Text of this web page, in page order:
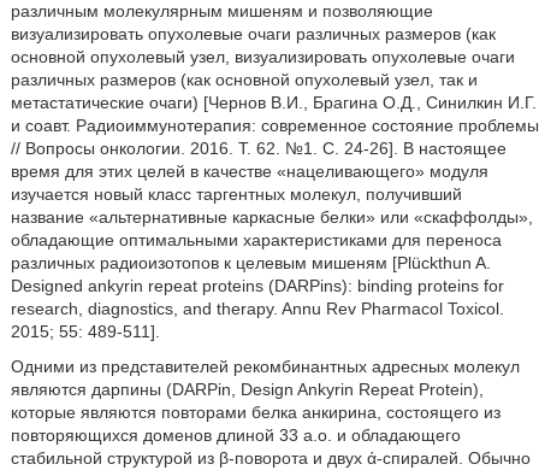
различным молекулярным мишеням и позволяющие
визуализировать опухолевые очаги различных размеров (как
основной опухолевый узел, визуализировать опухолевые очаги
различных размеров (как основной опухолевый узел, так и
метастатические очаги) [Чернов В.И., Брагина О.Д., Синилкин И.Г.
и соавт. Радиоиммунотерапия: современное состояние проблемы
// Вопросы онкологии. 2016. Т. 62. №1. С. 24-26]. В настоящее
время для этих целей в качестве «нацеливающего» модуля
изучается новый класс таргентных молекул, получивший
название «альтернативные каркасные белки» или «скаффолды»,
обладающие оптимальными характеристиками для переноса
различных радиоизотопов к целевым мишеням [Plückthun A.
Designed ankyrin repeat proteins (DARPins): binding proteins for
research, diagnostics, and therapy. Annu Rev Pharmacol Toxicol.
2015; 55: 489-511].
Одними из представителей рекомбинантных адресных молекул
являются дарпины (DARPin, Design Ankyrin Repeat Protein),
которые являются повторами белка анкирина, состоящего из
повторяющихся доменов длиной 33 а.о. и обладающего
стабильной структурой из β-поворота и двух ά-спиралей. Обычно